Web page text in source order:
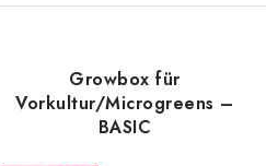
Growbox für
Vorkultur/Microgreens –
BASIC